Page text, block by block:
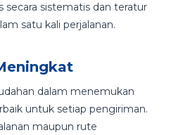
secara sistematis dan teratur
satu kali perjalanan.
dalam menemukan
untuk setiap pengiriman.
maupun rute